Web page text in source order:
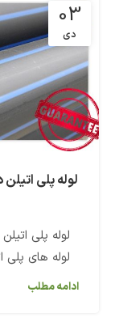
03
دی
لوله های پلی
ادامه مطلب